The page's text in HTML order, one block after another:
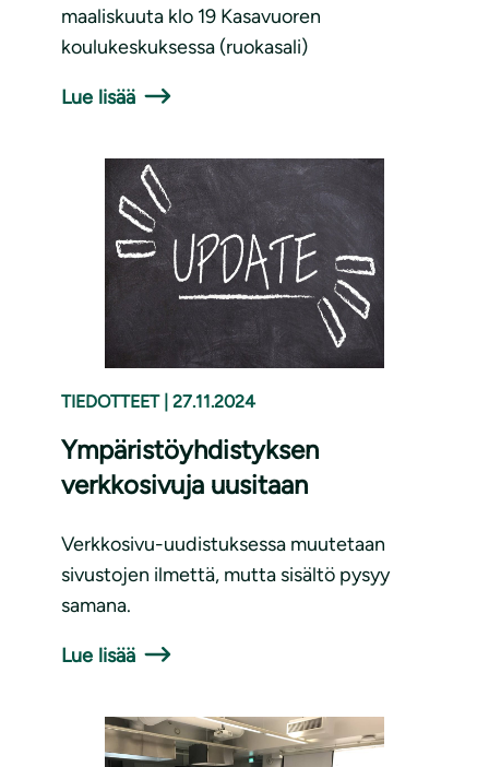
maaliskuuta klo 19 Kasavuoren
koulukeskuksessa (ruokasali)
Lue lisää
TIEDOTTEET 27.11.2024
Ympäristöyhdistyksen
verkkosivuja uusitaan
Verkkosivu-uudistuksessa muutetaan
sivustojen ilmettä, mutta sisältö pysyy
samana.
Lue lisää